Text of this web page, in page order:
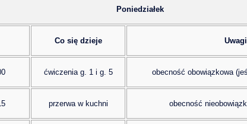
Poniedziałek
Co się dzieje Uwagi
ćwiczenia g. 1 i g. 5 obecność obowiązkowa
przerwa w kuchni obecność